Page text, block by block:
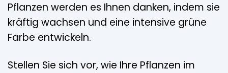
Pflanzen werden es Ihnen danken, indem sie
kräftig wachsen und eine intensive grüne
Farbe entwickeln.
Stellen Sie sich vor, wie Ihre Pflanzen im